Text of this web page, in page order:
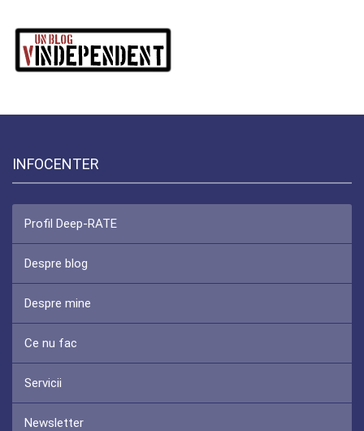
INFOCENTER
Profil Deep-RATE
Despre blog
Despre mine
Ce nu fac
Servicii
Newsletter